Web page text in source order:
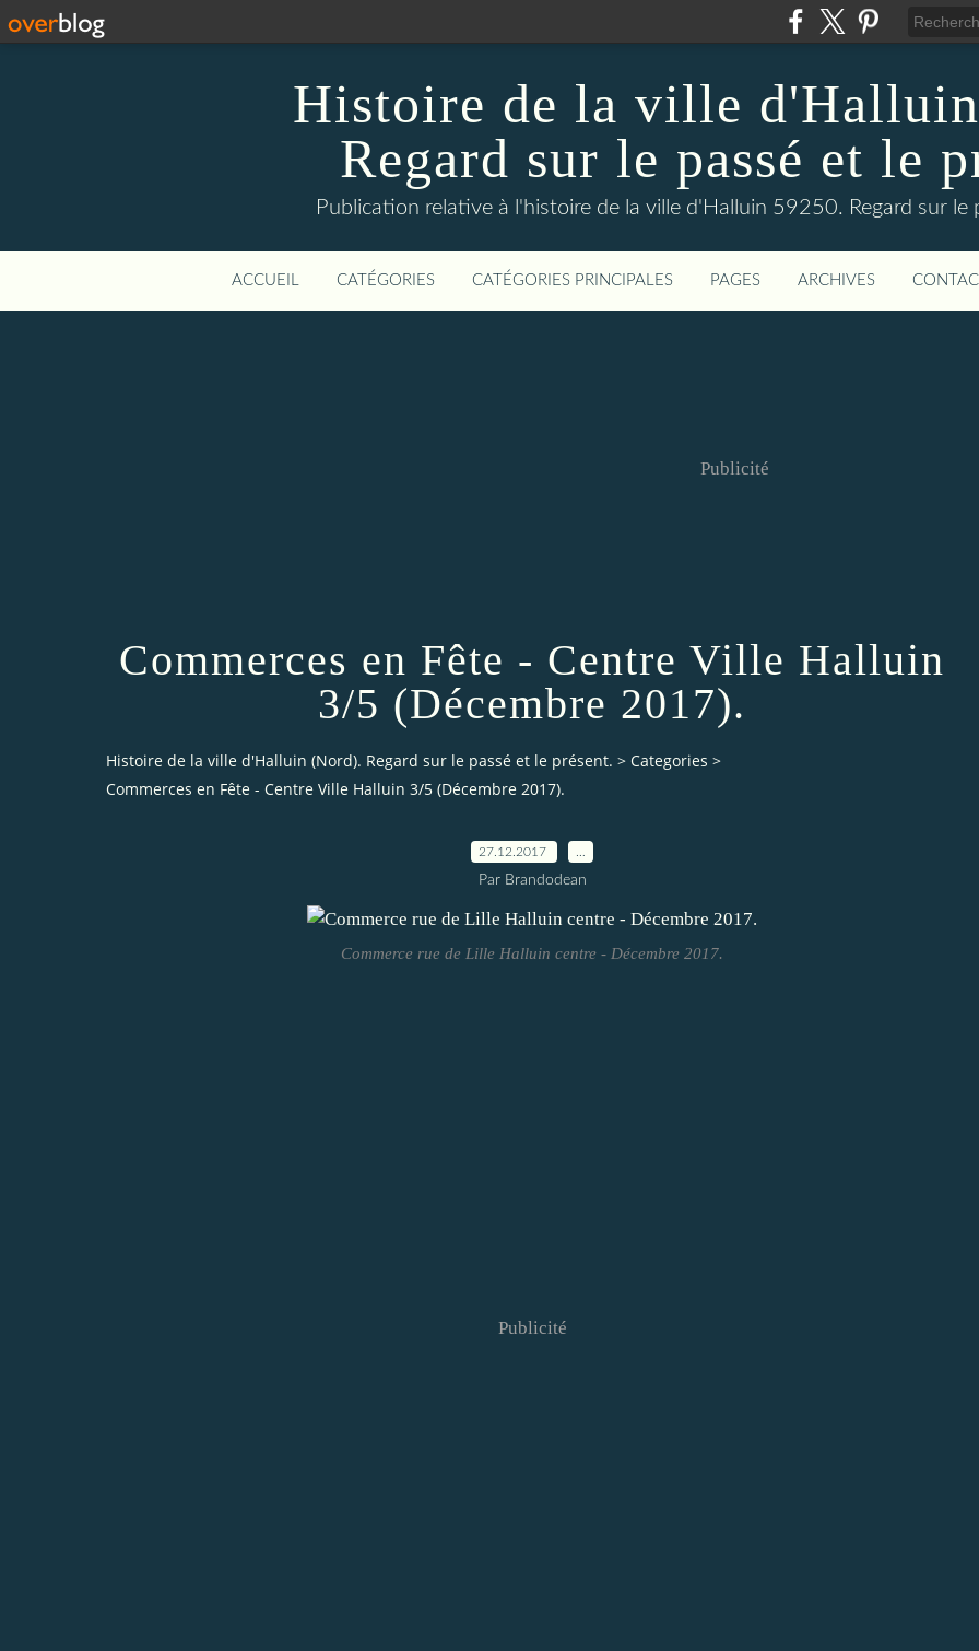
Histoire de la ville
Regard sur le passé et le
Publication relative à l'histoire de la ville d'Halluin 59250. Regard sur le
ACCUEIL CATÉGORIES CATÉGORIES PRINCIPALES PAGES ARCHIVES
Publicité
Commerces en Fête - Centre Ville Halluin
3/5 (Décembre 2017).
Histoire de la ville d'Halluin (Nord). Regard sur le passé et le présent. > Categories >
Commerces en Fête - Centre Ville Halluin 3/5 (Décembre 2017).
27.12.2017
Par Brandodean
Commerce rue de Lille Halluin centre - Décembre 2017.
Publicité